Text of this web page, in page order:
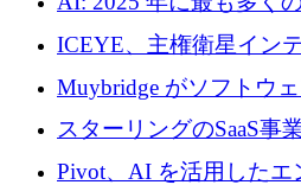
ICEYE、主権衛星イン
るために 3 億ユーロの
Muybridge がソフトウ
ラ テクノロジーを拡張
で 1,600 万ドルを調達
スターリングのSaaS事
グループ利益は減少
Pivot、AI を活用したエ